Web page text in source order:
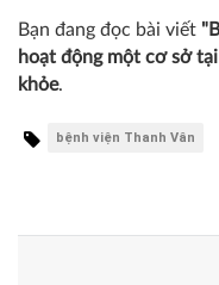
Bạn đang đọc bài viết
hoạt động một cơ sở
khỏe.
bệnh viện Thanh Vân